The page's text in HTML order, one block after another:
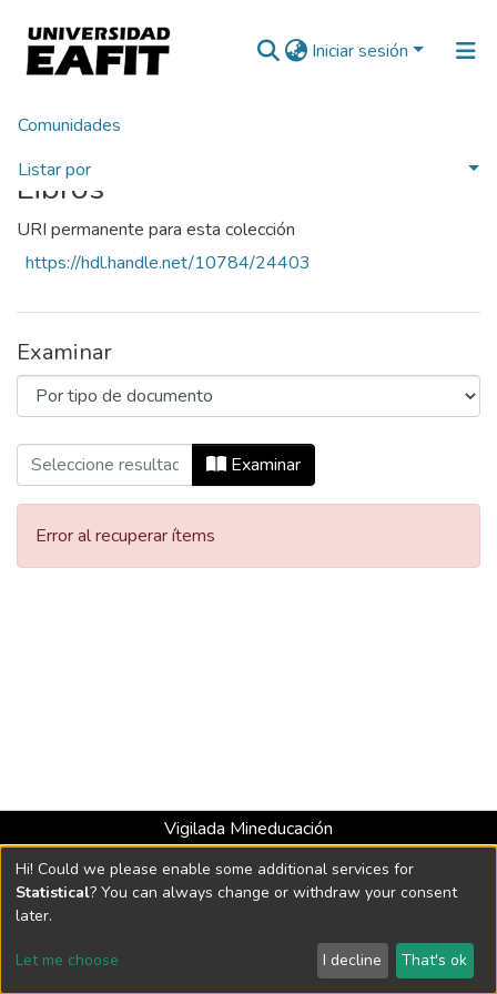
Iniciar sesión
Comunidades
Listar por
Inicio
Libros
URI permanente para esta colección
https://hdl.handle.net/10784/24403
Examinar
Examinando Libros por Tipo de
Examinar
Error al recuperar ítems
Vigilada Mineducación
Universidad con Acreditación Institucional hasta 2026 -
Resolución MEN 2158 de 2018
Software DSpace copyright © 2002-2026 LYRASIS
Configuración de cookies
Hi! Could we please enable some additional services for
Statistical? You can always change or withdraw your consent
later.
Let me choose I decline That's ok